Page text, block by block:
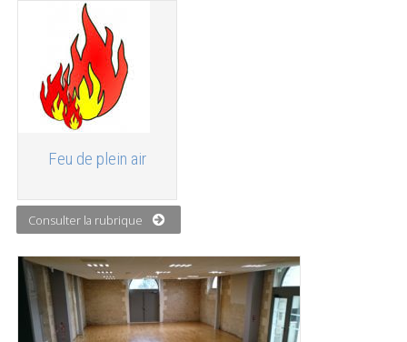
Feu de plein air
Consulter la rubrique